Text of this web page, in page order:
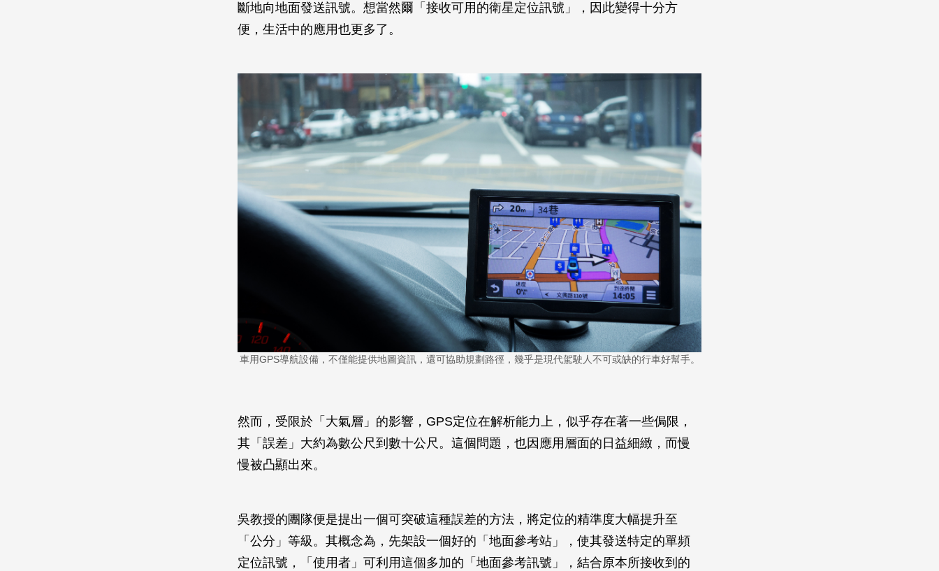
斷地向地面發送訊號。想當然爾「接收可用的衛星定位訊號」，因此變得十分方
便，生活中的應用也更多了。
車用GPS導航設備，不僅能提供地圖資訊，還可協助規劃路徑，幾乎是現代駕駛人不可或缺的行車好幫手。
然而，受限於「大氣層」的影響，GPS定位在解析能力上，似乎存在著一些侷限，
其「誤差」大約為數公尺到數十公尺。這個問題，也因應用層面的日益細緻，而慢
慢被凸顯出來。
吳教授的團隊便是提出一個可突破這種誤差的方法，將定位的精準度大幅提升至
「公分」等級。其概念為，先架設一個好的「地面參考站」，使其發送特定的單頻
定位訊號，「使用者」可利用這個多加的「地面參考訊號」，結合原本所接收到的